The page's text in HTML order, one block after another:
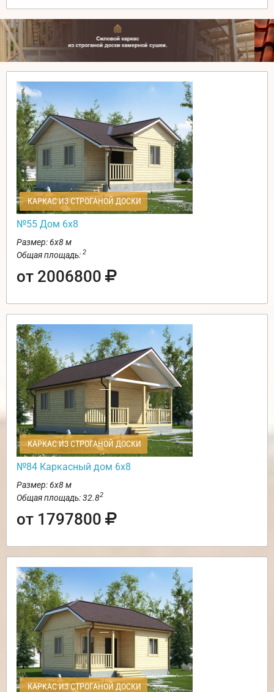
КАРКАС ИЗ СТРОГАНОЙ ДОСКИ
№55 Дом 6х8
Размер: 6х8 м
Общая площадь: 2
от 2006800
КАРКАС ИЗ СТРОГАНОЙ ДОСКИ
№84 Каркасный дом 6х8
Размер: 6х8 м
Общая площадь: 32.82
от 1797800
КАРКАС ИЗ СТРОГАНОЙ ДОСКИ